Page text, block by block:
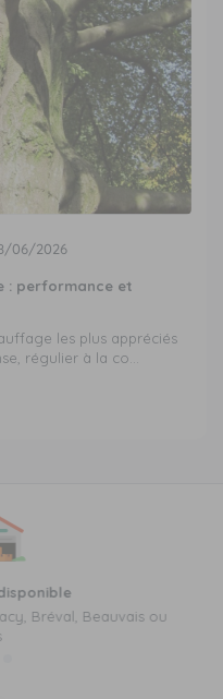
06/2026
: performance et
les plus appréciés
régulier à la co...
Bréval, Beauvais ou